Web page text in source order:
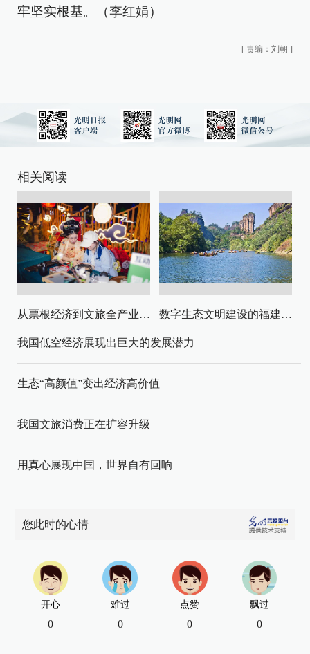
牢坚实根基。（李红娟）
[ 责编：刘朝 ]
相关阅读
从票根经济到文旅全产业链升级 数字生态文明建设的福建路径与启示
我国低空经济展现出巨大的发展潜力
生态“高颜值”变出经济高价值
我国文旅消费正在扩容升级
用真心展现中国，世界自有回响
您此时的心情
开心
0
难过
0
点赞
0
飘过
0